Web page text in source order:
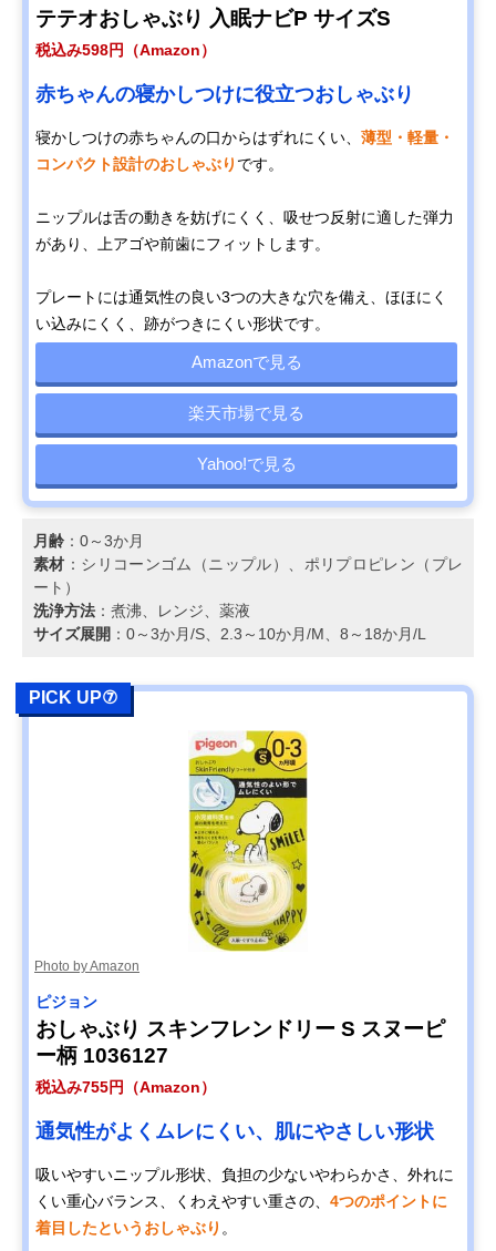
テテオおしゃぶり 入眠ナビP サイズS
税込み598円（Amazon）
赤ちゃんの寝かしつけに役立つおしゃぶり
寝かしつけの赤ちゃんの口からはずれにくい、 薄型・軽量・
コンパクト設計のおしゃぶり です。
ニップルは舌の動きを妨げにくく、吸せつ反射に適した弾力
があり、上アゴや前歯にフィットします。
プレートには通気性の良い3つの大きな穴を備え、ほほにく
い込みにくく、跡がつきにくい形状です。
Amazonで見る
楽天市場で見る
Yahoo!で見る
月齢 ：0～3か月
素材 ：シリコーンゴム（ニップル）、ポリプロピレン（プレ
ート）
洗浄方法 ：煮沸、レンジ、薬液
サイズ展開 ：0～3か月/S、2.3～10か月/M、8～18か月/L
PICK UP⑦
Photo by Amazon
ピジョン
おしゃぶり スキンフレンドリー S スヌーピ
ー柄 1036127
税込み755円（Amazon）
通気性がよくムレにくい、肌にやさしい形状
吸いやすいニップル形状、負担の少ないやわらかさ、外れに
くい重心バランス、くわえやすい重さの、 4つのポイントに
着目したというおしゃぶり 。